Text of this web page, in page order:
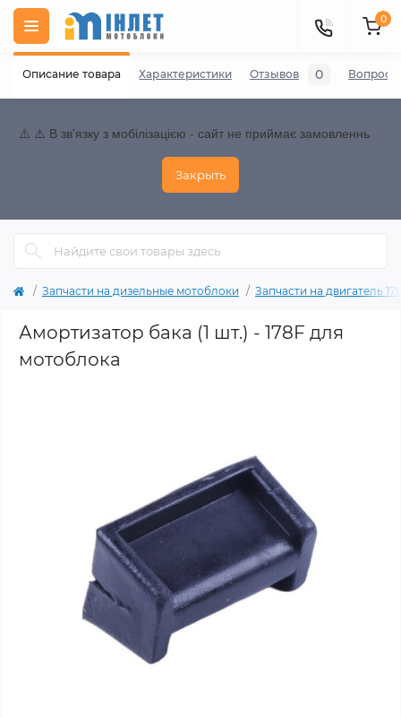
⚠️ ⚠️ В зв'язку з мобілізацією - сайт не приймає замовленнь
Закрыть
0
Запчасти на дизельные мотоблоки Запчасти на двигатель
Амортизатор бака (1 шт.) - 178F для
мотоблока
Описание товара Характеристики Отзывов 0 Вопросы